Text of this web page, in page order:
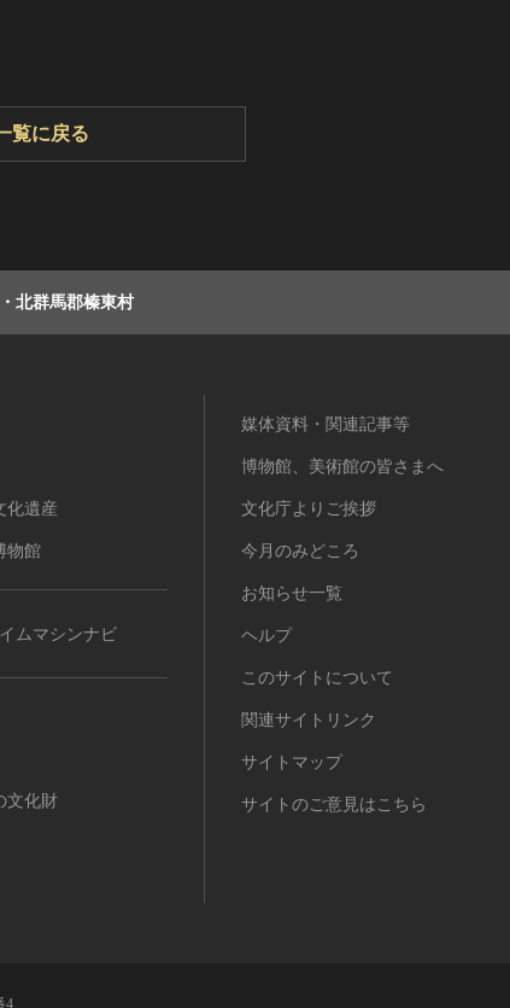
覧に戻る
北群馬郡榛東村
化遺産
物館
ムマシンナビ
文化財
媒体資料・関連記事等
博物館、美術館の皆さまへ
文化庁よりご挨拶
今月のみどころ
お知らせ一覧
ヘルプ
このサイトについて
関連サイトリンク
サイトマップ
サイトのご意見はこちら
4